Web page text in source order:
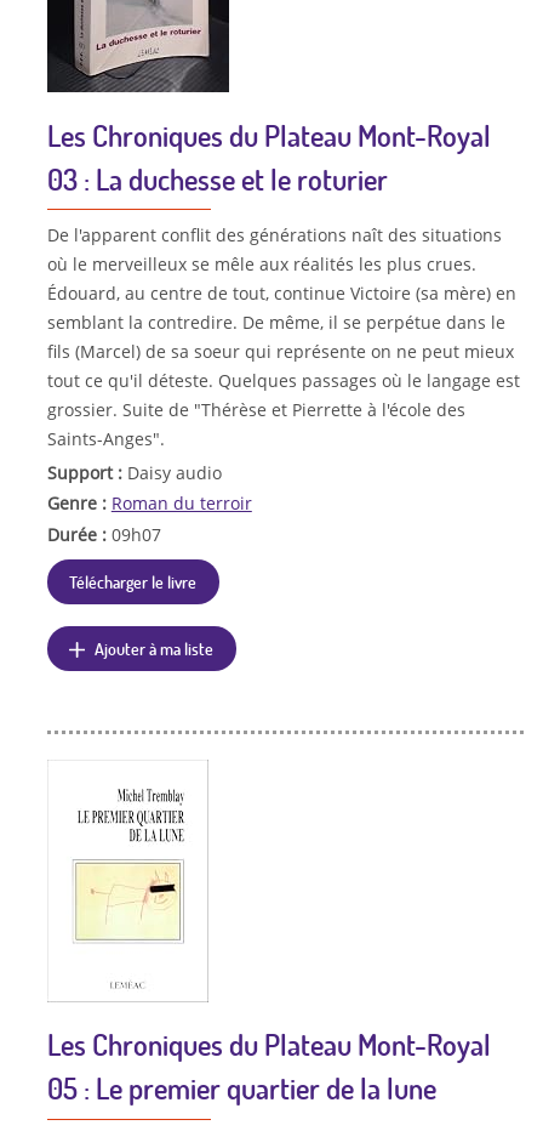
Les Chroniques du Plateau Mont-Royal
03 : La duchesse et le roturier
De l'apparent conflit des générations naît des situations
où le merveilleux se mêle aux réalités les plus crues.
Édouard, au centre de tout, continue Victoire (sa mère) en
semblant la contredire. De même, il se perpétue dans le
fils (Marcel) de sa soeur qui représente on ne peut mieux
tout ce qu'il déteste. Quelques passages où le langage est
grossier. Suite de "Thérèse et Pierrette à l'école des
Saints-Anges".
Support : Daisy audio
Genre : Roman du terroir
Durée : 09h07
Télécharger le livre
Ajouter à ma liste
Les Chroniques du Plateau Mont-Royal
05 : Le premier quartier de la lune